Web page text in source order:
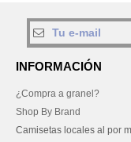
INFORMACIÓN
¿Compra a granel?
Shop By Brand
Camisetas locales al por